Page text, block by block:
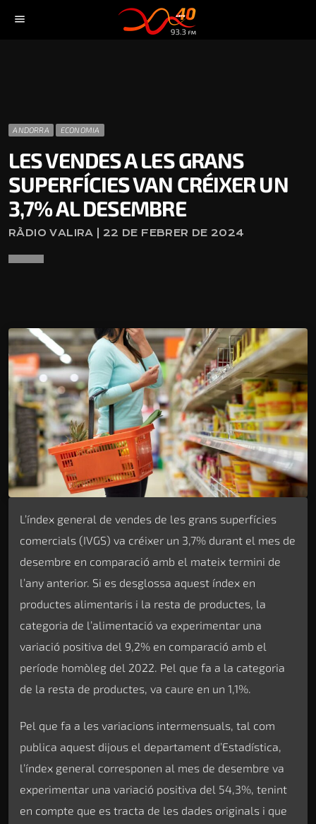
menu
ANDORRA ECONOMIA
LES VENDES A LES GRANS
SUPERFÍCIES VAN CRÉIXER UN
3,7% AL DESEMBRE
RÀDIO VALIRA | 22 DE FEBRER DE 2024
L’índex general de vendes de les grans superfícies
comercials (IVGS) va créixer un 3,7% durant el mes de
desembre en comparació amb el mateix termini de
l’any anterior. Si es desglossa aquest índex en
productes alimentaris i la resta de productes, la
categoria de l’alimentació va experimentar una
variació positiva del 9,2% en comparació amb el
període homòleg del 2022. Pel que fa a la categoria
de la resta de productes, va caure en un 1,1%.
Pel que fa a les variacions intermensuals, tal com
publica aquest dijous el departament d’Estadística,
l’índex general corresponen al mes de desembre va
experimentar una variació positiva del 54,3%, tenint
en compte que es tracta de les dades originals i que